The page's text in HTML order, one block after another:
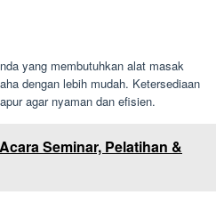
yang membutuhkan alat masak
dengan lebih mudah. Ketersediaan
agar nyaman dan efisien.
Seminar, Pelatihan &